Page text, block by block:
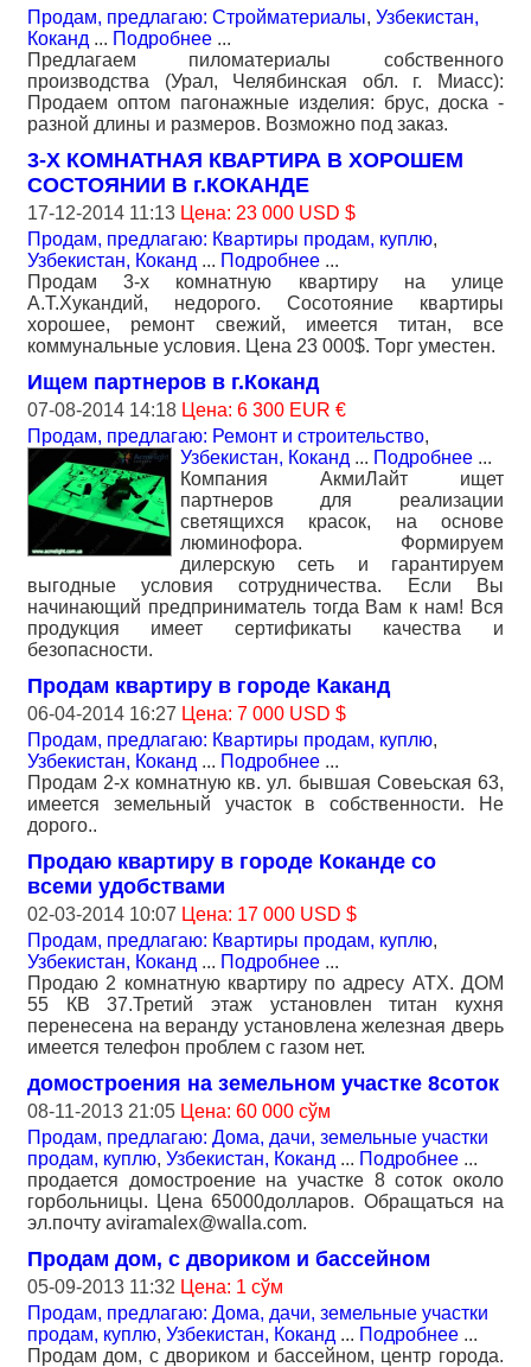
Продам, предлагаю: Стройматериалы, Узбекистан,
Коканд ... Подробнее ...
Предлагаем пиломатериалы собственного
производства (Урал, Челябинская обл. г. Миасс):
Продаем оптом пагонажные изделия: брус, доска -
разной длины и размеров. Возможно под заказ.
3-Х КОМНАТНАЯ КВАРТИРА В ХОРОШЕМ
СОСТОЯНИИ В г.КОКАНДЕ
17-12-2014 11:13 Цена: 23 000 USD $
Продам, предлагаю: Квартиры продам, куплю,
Узбекистан, Коканд ... Подробнее ...
Продам 3-х комнатную квартиру на улице
А.Т.Хукандий, недорого. Сосотояние квартиры
хорошее, ремонт свежий, имеется титан, все
коммунальные условия. Цена 23 000$. Торг уместен.
Ищем партнеров в г.Коканд
07-08-2014 14:18 Цена: 6 300 EUR €
Продам, предлагаю: Ремонт и строительство,
Узбекистан, Коканд ... Подробнее ...
Компания АкмиЛайт ищет
партнеров для реализации
светящихся красок, на основе
люминофора. Формируем
дилерскую сеть и гарантируем
выгодные условия сотрудничества. Если Вы
начинающий предприниматель тогда Вам к нам! Вся
продукция имеет сертификаты качества и
безопасности.
Продам квартиру в городе Каканд
06-04-2014 16:27 Цена: 7 000 USD $
Продам, предлагаю: Квартиры продам, куплю,
Узбекистан, Коканд ... Подробнее ...
Продам 2-х комнатную кв. ул. бывшая Совеьская 63,
имеется земельный участок в собственности. Не
дорого..
Продаю квартиру в городе Коканде со
всеми удобствами
02-03-2014 10:07 Цена: 17 000 USD $
Продам, предлагаю: Квартиры продам, куплю,
Узбекистан, Коканд ... Подробнее ...
Продаю 2 комнатную квартиру по адресу АТХ. ДОМ
55 КВ 37.Третий этаж установлен титан кухня
перенесена на веранду установлена железная дверь
имеется телефон проблем с газом нет.
домостроения на земельном участке 8соток
08-11-2013 21:05 Цена: 60 000 сўм
Продам, предлагаю: Дома, дачи, земельные участки
продам, куплю, Узбекистан, Коканд ... Подробнее ...
продается домостроение на участке 8 соток около
горбольницы. Цена 65000долларов. Обращаться на
эл.почту aviramalex@walla.com.
Продам дом, с двориком и бассейном
05-09-2013 11:32 Цена: 1 сўм
Продам, предлагаю: Дома, дачи, земельные участки
продам, куплю, Узбекистан, Коканд ... Подробнее ...
Продам дом, с двориком и бассейном, центр города.